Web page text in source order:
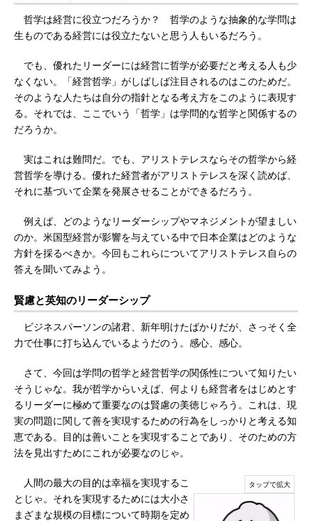
哲学は経営に役立つだろうか？ 哲学のような抽象的な学問は
生ものである経営には役立たないと思う人もいるだろう。
でも、優れたリーダーには経営に哲学が必要だと考える人も少
なくない。「経営哲学」がしばしば注目されるのはこのためだ。
そのような人たちは自分の指針となる考え方をこのように表現す
る。それでは、ここでいう「哲学」は学問的な哲学と関係するの
だろうか。
実はこれは難問だ。でも、アリストテレスならその哲学から経
営哲学を導ける。優れた経営者がアリストテレスを深く読めば、
それに基づいて企業を発展させることができるだろう。
例えば、どのようなリーダーシップやマネジメントが望ましい
のか。米国型経営が影響を与えている中で日本企業はどのような
方針を採るべきか。今回もこれらについてアリストテレス自らの
答えを聞いてみよう。
賢慮と英知のリーダーシップ
ビジネスパーソンの諸君、新年明けたばかりだが、さっそく全
力で仕事に打ち込んでいるようだのう。感心、感心。
さて、今回は学問の哲学と経営哲学の関係性について知りたい
そうじゃな。我が哲学からいえば、何よりも経営者をはじめとす
るリーダーに極めて重要なのは賢慮の美徳じゃろう。これは、現
実の問題に関して善を実現するための行為をしっかりと考える知
恵である。目的は善いことを実現することであり、そのための方
法を見出すためにこれが必要なのじゃ。
人間の最大の目的は幸福を実現するこ
とじゃ。それを実現するためには大小さ
まざまな規模の目標について時期を定め